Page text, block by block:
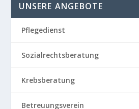
UNSERE ANGEBOTE
Pflegedienst
Sozialrechtsberatung
Krebsberatung
Betreuungsverein